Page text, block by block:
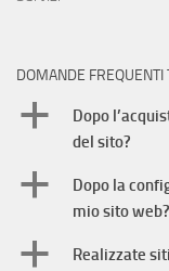
DOMANDE FREQUENTI
a
Dopo
del sito?
a
Dopo la
mio sito web?
a Realizzate